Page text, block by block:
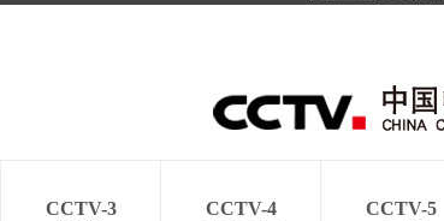
CCTV-3
CCTV-4
CCTV-5